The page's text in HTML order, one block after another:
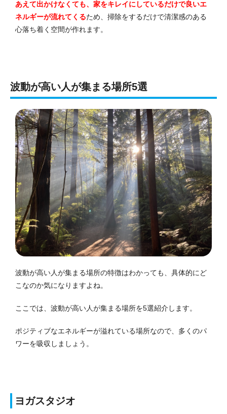
あえて出かけなくても、家をキレイにしているだけで良いエ
ネルギーが流れてくるため、掃除をするだけで清潔感のある
心落ち着く空間が作れます。
波動が高い人が集まる場所5選
波動が高い人が集まる場所の特徴はわかっても、具体的にど
こなのか気になりますよね。
ここでは、波動が高い人が集まる場所を5選紹介します。
ポジティブなエネルギーが溢れている場所なので、多くのパ
ワーを吸収しましょう。
ヨガスタジオ